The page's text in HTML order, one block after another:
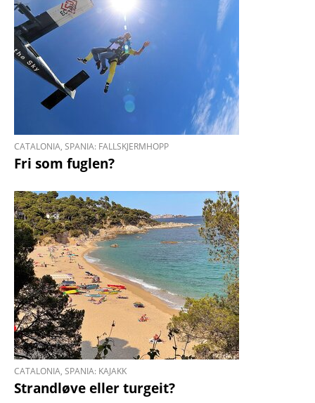
CATALONIA, SPANIA: FALLSKJERMHOPP
Fri som fuglen?
CATALONIA, SPANIA: KAJAKK
Strandløve eller turgeit?